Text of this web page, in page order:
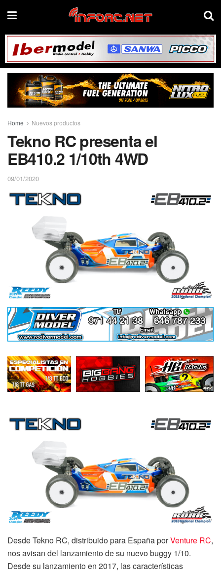
Home Nuevos productos
Tekno RC presenta el
EB410.2 1/10th 4WD
09/01/2020
Desde Tekno RC, distribuido para España porVenture RC,
nos avisan del lanzamiento de su nuevo buggy 1/10.
Desde su lanzamiento en 2017, las características